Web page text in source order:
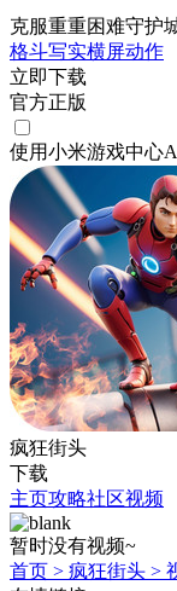
克服重重困难守护
格斗写实横屏动作
立即下载
官方正版
使用小米游戏中心
疯狂街头
下载
主页攻略社区视频
暂时没有视频~
首页 > 疯狂街头 >